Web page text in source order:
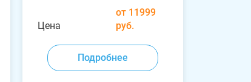
Цена
от 11999
руб.
Подробнее